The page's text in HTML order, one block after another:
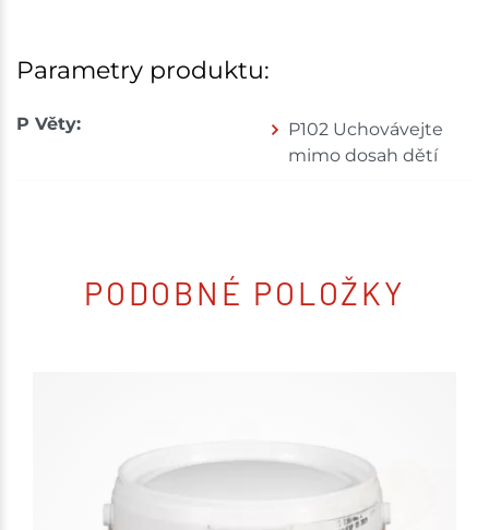
Parametry produktu:
P Věty:
P102 Uchovávejte
mimo dosah dětí
PODOBNÉ POLOŽKY